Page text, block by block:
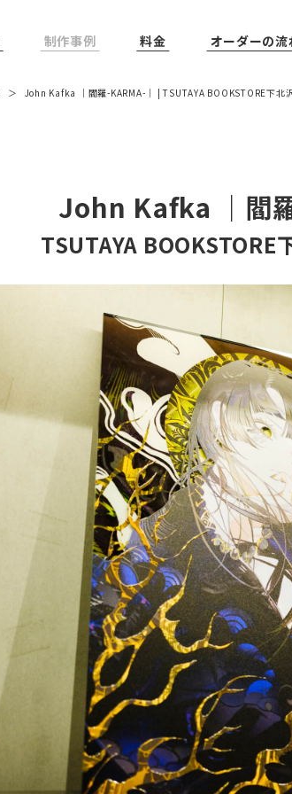
制作事例 料金 オーダーの流
John Kafka ｜閻羅-KARMA-｜ | TSUTAYA BOOKSTORE下北
John Kafka ｜閻
TSUTAYA